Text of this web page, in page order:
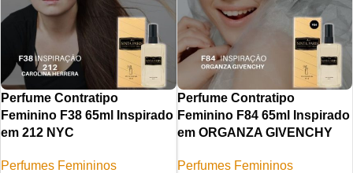
Perfume Contratipo
Feminino F38 65ml Inspirado
em 212 NYC
Perfumes Femininos
Perfume Contratipo
Feminino F84 65ml Inspirado
em ORGANZA GIVENCHY
Perfumes Femininos